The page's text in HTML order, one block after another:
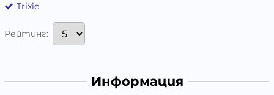
Trixie
Рейтинг:
Информация